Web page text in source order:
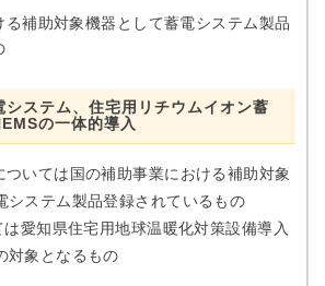
る補助対象機器として蓄電システム製品
システム、住宅用リチウムイオン蓄
の一体的導入
ついては国の補助事業における補助対象
システム製品登録されているもの
愛知県住宅用地球温暖化対策設備導入
対象となるもの